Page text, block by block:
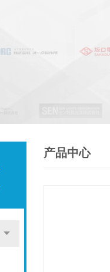
产品中心